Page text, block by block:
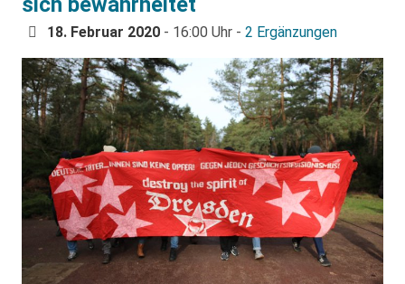
18. Februar 2020 - 16:00 Uhr - 2 Ergänzungen